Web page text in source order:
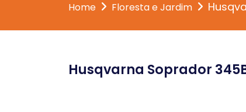
Home Floresta e Jardim
Husqvarna Soprador